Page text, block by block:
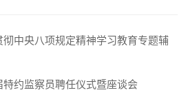
中央八项规定精神学习教育专题辅
约监察员聘任仪式暨座谈会